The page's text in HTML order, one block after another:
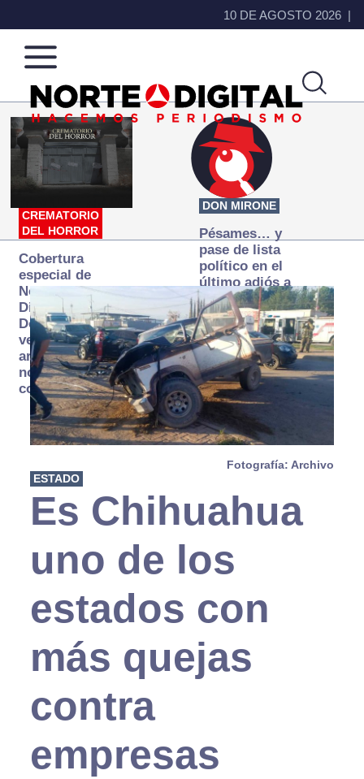
10 DE AGOSTO 2026
Norte
de
Ciudad
Más
que
noticias,
hacemos periodismo
CREMATORIO
DEL HORROR
Cobertura
especial de
Norte
Digital:
Donde la
verdad
arde… pero
no se
consume
DON MIRONE
Pésames… y
pase de lista
político en el
último adiós a
Papá Grande
Fotografía: Archivo
ESTADO
Es Chihuahua
uno de los
estados con
más quejas
contra
empresas